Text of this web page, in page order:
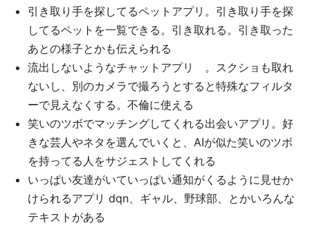
引き取り手を探してるペットアプリ。引き取り手を探
してるペットを一覧できる。引き取れる。引き取った
あとの様子とかも伝えられる
流出しないようなチャットアプリ 。スクショも取れ
ないし、別のカメラで撮ろうとすると特殊なフィルタ
ーで見えなくする。不倫に使える
笑いのツボでマッチングしてくれる出会いアプリ。好
きな芸人やネタを選んでいくと、AIが似た笑いのツボ
を持ってる人をサジェストしてくれる
いっぱい友達がいていっぱい通知がくるように見せか
けられるアプリ dqn、ギャル、野球部、とかいろんな
テキストがある